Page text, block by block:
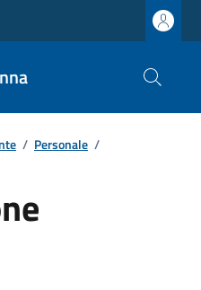
/ Personale /